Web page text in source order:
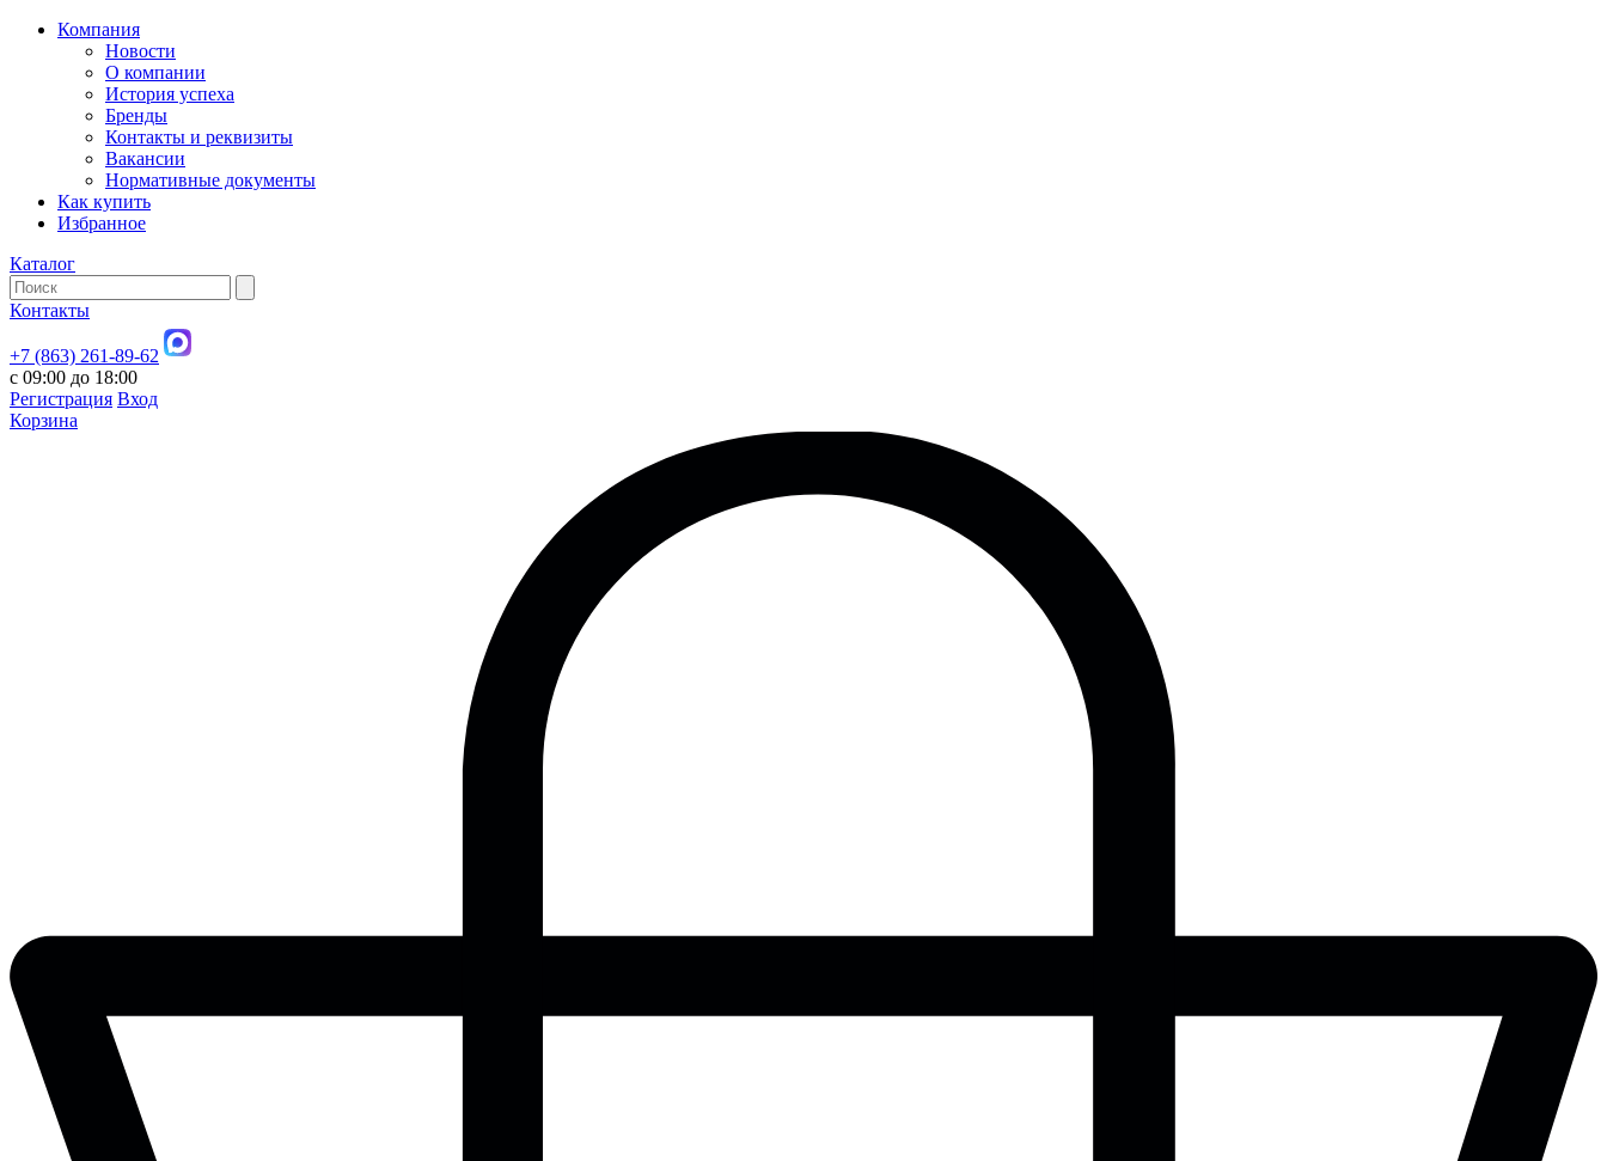
Компания
Новости
О компании
История успеха
Бренды
Контакты и реквизиты
Вакансии
Нормативные документы
Как купить
Избранное
Каталог
Контакты
+7 (863) 261-89-62
с 09:00 до 18:00
Регистрация Вход
Корзина